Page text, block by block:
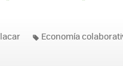
Economía